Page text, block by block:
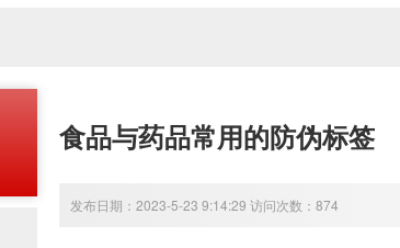
食品与药品常用的防伪标签
发布日期：2023-5-23 9:14:29 访问次数：874